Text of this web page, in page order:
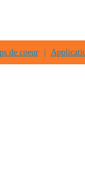
de coeur |